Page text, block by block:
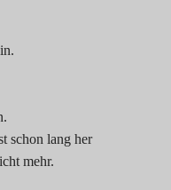
schon lang her
mehr.